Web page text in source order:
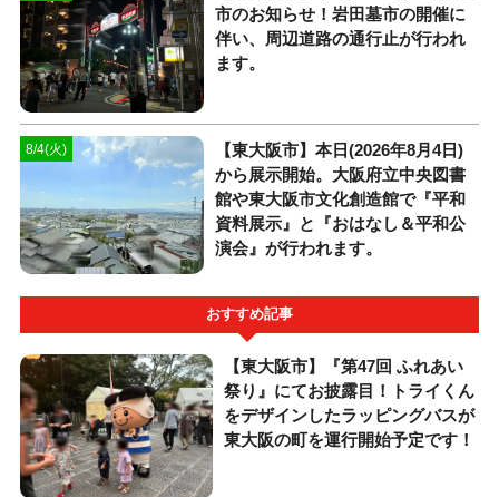
市のお知らせ！岩田墓市の開催に
伴い、周辺道路の通行止が行われ
ます。
8/4(火)
【東大阪市】本日(2026年8月4日)
から展示開始。大阪府立中央図書
館や東大阪市文化創造館で『平和
資料展示』と『おはなし＆平和公
演会』が行われます。
おすすめ記事
【東大阪市】『第47回 ふれあい
祭り』にてお披露目！トライくん
をデザインしたラッピングバスが
東大阪の町を運行開始予定です！